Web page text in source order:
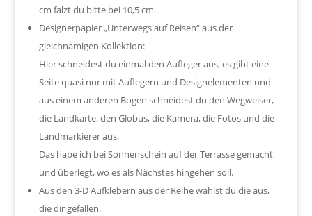
cm falzt du bitte bei 10,5 cm.
Designerpapier „Unterwegs auf Reisen“ aus der
gleichnamigen Kollektion:
Hier schneidest du einmal den Aufleger aus, es gibt eine
Seite quasi nur mit Auflegern und Designelementen und
aus einem anderen Bogen schneidest du den Wegweiser,
die Landkarte, den Globus, die Kamera, die Fotos und die
Landmarkierer aus.
Das habe ich bei Sonnenschein auf der Terrasse gemacht
und überlegt, wo es als Nächstes hingehen soll.
Aus den 3-D Aufklebern aus der Reihe wählst du die aus,
die dir gefallen.